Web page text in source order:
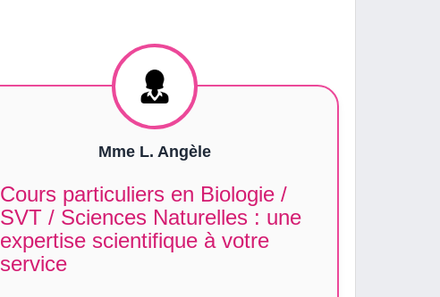
Mme L. Angèle
Cours particuliers en Biologie /
SVT / Sciences Naturelles : une
expertise scientifique à votre
service